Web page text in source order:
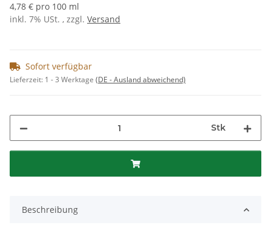
4,78 € pro 100 ml
inkl. 7% USt. , zzgl. Versand
Sofort verfügbar
Lieferzeit: 1 - 3 Werktage (DE - Ausland abweichend)
Stk
Beschreibung